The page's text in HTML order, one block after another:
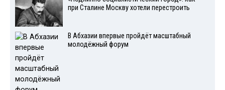
при Сталине Москву хотели перестроить
В Абхазии впервые пройдёт масштабный
молодёжный форум